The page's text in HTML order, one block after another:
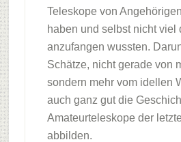
Teleskope von
haben und selbst nicht viel
anzufangen wussten.
Schätze, nicht gerade von
sondern mehr vom idellen
auch ganz gut die
Amateurteleskope der
abbilden.